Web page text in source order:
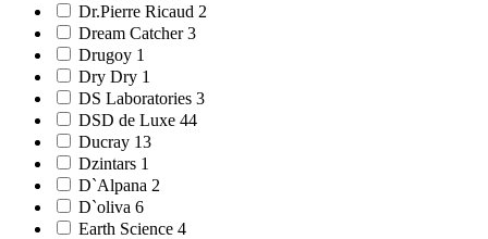
Dr.Pierre Ricaud 2
Dream Catcher 3
Drugoy 1
Dry Dry 1
DS Laboratories 3
DSD de Luxe 44
Ducray 13
Dzintars 1
D`Alpana 2
D`oliva 6
Earth Science 4